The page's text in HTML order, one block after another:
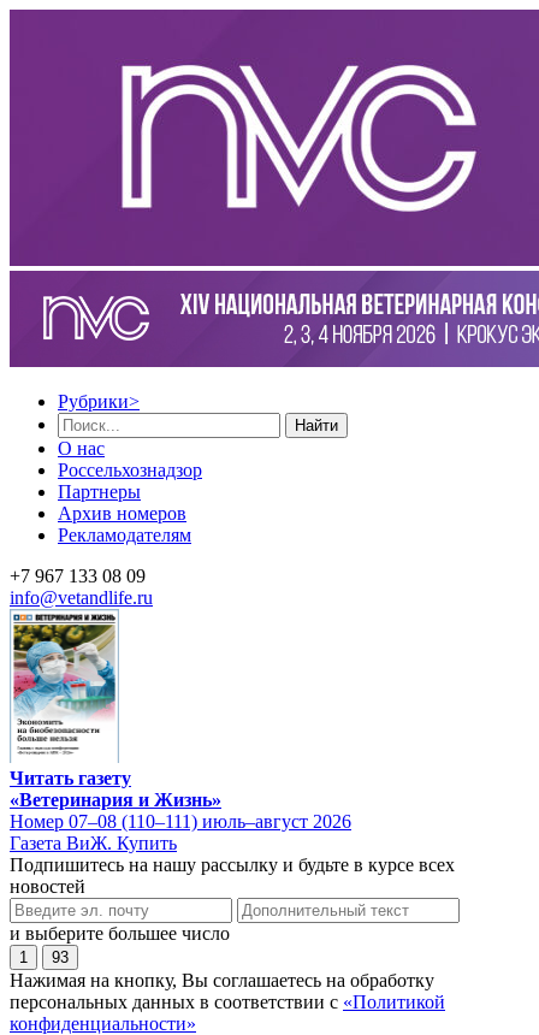
Рубрики>
Найти
О нас
Россельхознадзор
Партнеры
Архив номеров
Рекламодателям
+7 967 133 08 09
info@vetandlife.ru
Читать газету
«Ветеринария и Жизнь»
Номер 07–08 (110–111) июль–август 2026
Газета ВиЖ. Купить
Подпишитесь на нашу рассылку и будьте в курсе всех
новостей
и выберите большее число
1 93
Нажимая на кнопку, Вы соглашаетесь на обработку
персональных данных в соответствии с «Политикой
конфиденциальности»